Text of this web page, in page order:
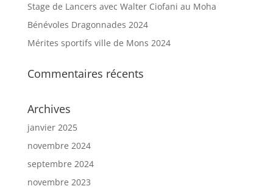
Stage de Lancers avec Walter Ciofani au Moha
Bénévoles Dragonnades 2024
Mérites sportifs ville de Mons 2024
Commentaires récents
Archives
janvier 2025
novembre 2024
septembre 2024
novembre 2023